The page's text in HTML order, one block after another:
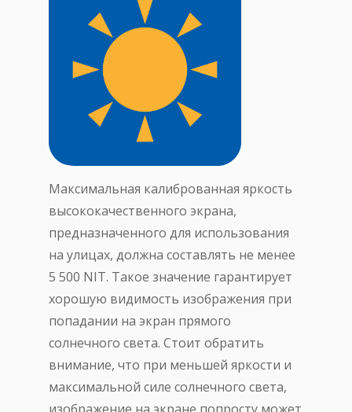
Максимальная калиброванная яркость
высококачественного экрана,
предназначенного для использования
на улицах, должна составлять не менее
5 500 NIT. Такое значение гарантирует
хорошую видимость изображения при
попадании на экран прямого
солнечного света. Стоит обратить
внимание, что при меньшей яркости и
максимальной силе солнечного света,